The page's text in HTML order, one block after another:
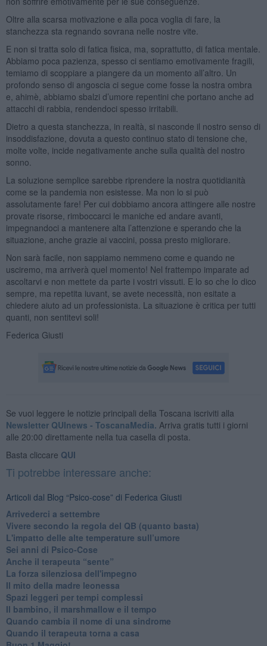
Oltre alla scarsa motivazione e alla poca voglia di fare, la
stanchezza sta regnando sovrana nelle nostre vite.
E non si tratta solo di fatica fisica, ma, soprattutto, di fatica mentale.
Abbiamo poca pazienza, spesso ci sentiamo emotivamente fragili,
temiamo di scoppiare a piangere da un momento all’altro. Un
profondo senso di angoscia ci segue come fosse la nostra ombra
e, ahimè, abbiamo sbalzi d’umore repentini che portano anche ad
attacchi di rabbia, rendendoci spesso irritabili.
Dietro a questa stanchezza, in realtà, si nasconde il nostro senso di
insoddisfazione, dovuta a questo continuo stato di tensione che,
molte volte, incide negativamente anche sulla qualità del nostro
sonno.
La soluzione semplice sarebbe riprendere la nostra quotidianità
come se la pandemia non esistesse. Ma non lo si può
assolutamente fare! Per cui dobbiamo ancora attingere alle nostre
provate risorse, rimboccarci le maniche ed andare avanti,
impegnandoci a mantenere alta l’attenzione e sperando che la
situazione, anche grazie ai vaccini, possa presto migliorare.
Non sarà facile, non sappiamo nemmeno come e quando ne
usciremo, ma arriverà quel momento! Nel frattempo imparate ad
ascoltarvi e non mettete da parte i vostri vissuti. E lo so che lo dico
sempre, ma repetita iuvant, se avete necessità, non esitate a
chiedere aiuto ad un professionista. La situazione è critica per tutti
quanti, non sentitevi soli!
Federica Giusti
Se vuoi leggere le notizie principali della Toscana iscriviti alla
Newsletter QUInews - ToscanaMedia. Arriva gratis tutti i giorni
alle 20:00 direttamente nella tua casella di posta.
Basta cliccare QUI
Ti potrebbe interessare anche:
Articoli dal Blog “Psico-cose” di Federica Giusti
​Arrivederci a settembre
​Vivere secondo la regola del QB (quanto basta)
​L'impatto delle alte temperature sull’umore
Sei anni di Psico-Cose
​Anche il terapeuta “sente”
​La forza silenziosa dell'impegno
​Il mito della madre leonessa
Spazi leggeri per tempi complessi
Il bambino, il marshmallow e il tempo
​Quando cambia il nome di una sindrome
​Quando il terapeuta torna a casa